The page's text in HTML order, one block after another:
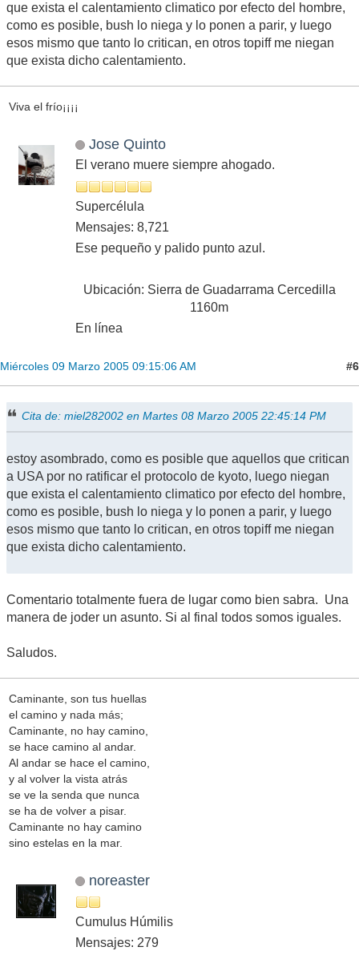
que exista el calentamiento climatico por efecto del hombre,
como es posible, bush lo niega y lo ponen a parir, y luego
esos mismo que tanto lo critican, en otros topiff me niegan
que exista dicho calentamiento.
Viva el frío¡¡¡¡
Jose Quinto
El verano muere siempre ahogado.
Supercélula
Mensajes: 8,721
Ese pequeño y palido punto azul.
Ubicación: Sierra de Guadarrama Cercedilla
1160m
En línea
Miércoles 09 Marzo 2005 09:15:06 AM #6
Cita de: miel282002 en Martes 08 Marzo 2005 22:45:14 PM
estoy asombrado, como es posible que aquellos que critican
a USA por no ratificar el protocolo de kyoto, luego niegan
que exista el calentamiento climatico por efecto del hombre,
como es posible, bush lo niega y lo ponen a parir, y luego
esos mismo que tanto lo critican, en otros topiff me niegan
que exista dicho calentamiento.
Comentario totalmente fuera de lugar como bien sabra. Una
manera de joder un asunto. Si al final todos somos iguales.
Saludos.
Caminante, son tus huellas
el camino y nada más;
Caminante, no hay camino,
se hace camino al andar.
Al andar se hace el camino,
y al volver la vista atrás
se ve la senda que nunca
se ha de volver a pisar.
Caminante no hay camino
sino estelas en la mar.
noreaster
Cumulus Húmilis
Mensajes: 279